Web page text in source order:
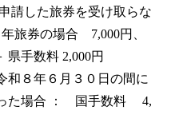
した旅券を受け取らな
旅券の場合 7,000円、
県手数料 2,000円
８年６月３０日の間に
った場合 ： 国手数料 4,